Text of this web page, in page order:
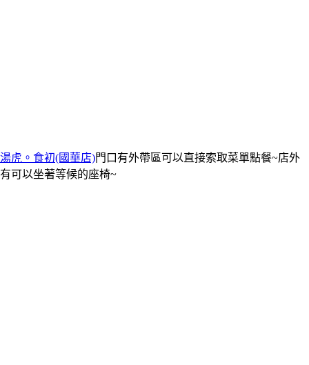
湯虎。食初(國華店)門口有外帶區可以直接索取菜單點餐~店外
有可以坐著等候的座椅~